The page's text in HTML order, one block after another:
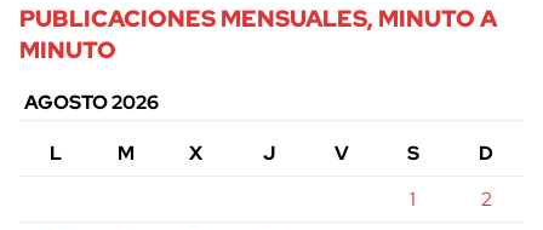
PUBLICACIONES MENSUALES, MINUTO A
MINUTO
AGOSTO 2026
L
M X J V S
D
1
2